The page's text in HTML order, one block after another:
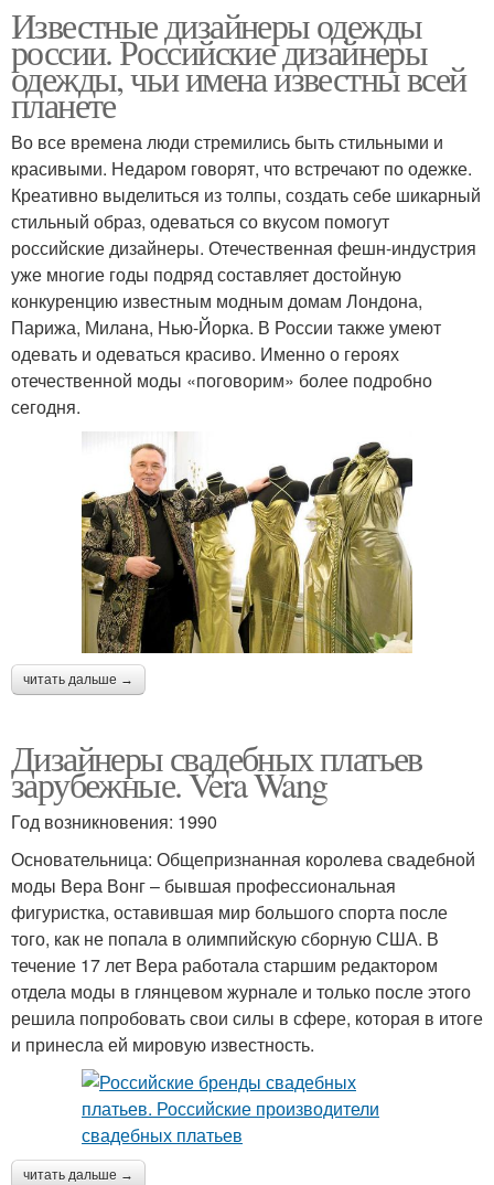
Известные дизайнеры одежды
россии. Российские дизайнеры
одежды, чьи имена известны всей
планете
Во все времена люди стремились быть стильными и
красивыми. Недаром говорят, что встречают по одежке.
Креативно выделиться из толпы, создать себе шикарный
стильный образ, одеваться со вкусом помогут
российские дизайнеры. Отечественная фешн-индустрия
уже многие годы подряд составляет достойную
конкуренцию известным модным домам Лондона,
Парижа, Милана, Нью-Йорка. В России также умеют
одевать и одеваться красиво. Именно о героях
отечественной моды «поговорим» более подробно
сегодня.
читать дальше →
Дизайнеры свадебных платьев
зарубежные. Vera Wang
Год возникновения: 1990
Основательница: Общепризнанная королева свадебной
моды Вера Вонг – бывшая профессиональная
фигуристка, оставившая мир большого спорта после
того, как не попала в олимпийскую сборную США. В
течение 17 лет Вера работала старшим редактором
отдела моды в глянцевом журнале и только после этого
решила попробовать свои силы в сфере, которая в итоге
и принесла ей мировую известность.
читать дальше →